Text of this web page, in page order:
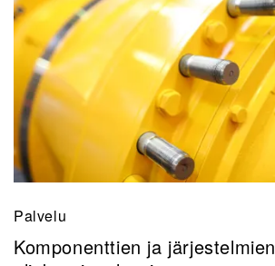
Palvelu
Komponenttien ja järjestelmien